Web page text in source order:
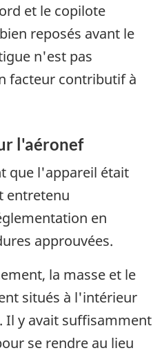
et le copilote
reposés avant le
n'est pas
facteur contributif à
l'aéronef
que l'appareil était
entretenu
en
approuvées.
la masse et le
situés à l'intérieur
Il y avait suffisamment
se rendre au lieu